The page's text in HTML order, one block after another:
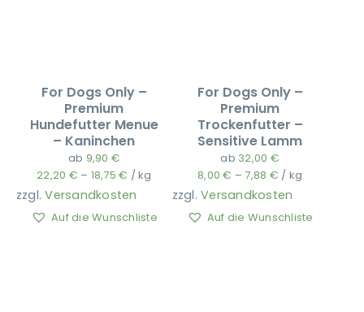
For Dogs Only –
Premium
Hundefutter Menue
– Kaninchen
ab 9,90 €
22,20 € – 18,75€ /kg
zzgl.Versandkosten
Auf die Wunschliste
For Dogs Only –
Premium
Trockenfutter –
Sensitive Lamm
ab 32,00 €
8,00€ –7,88 € / kg
zzgl.Versandkosten
Auf die Wunschliste